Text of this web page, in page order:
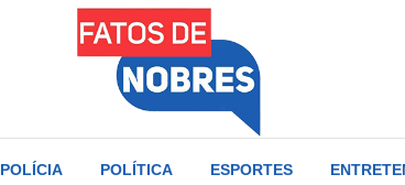
POLÍCIA POLÍTICA ESPORTES